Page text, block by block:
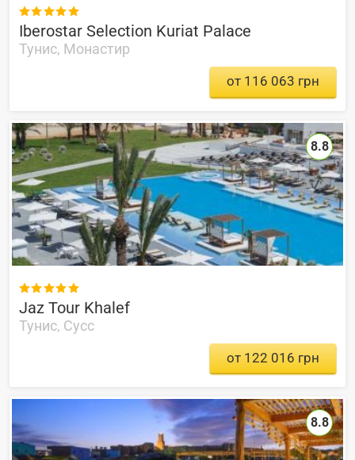

Iberostar Selection Kuriat Palace
Тунис, Монастир
от 116 063 грн

Jaz Tour Khalef
Тунис, Сусс
8.8
от 122 016 грн
8.8